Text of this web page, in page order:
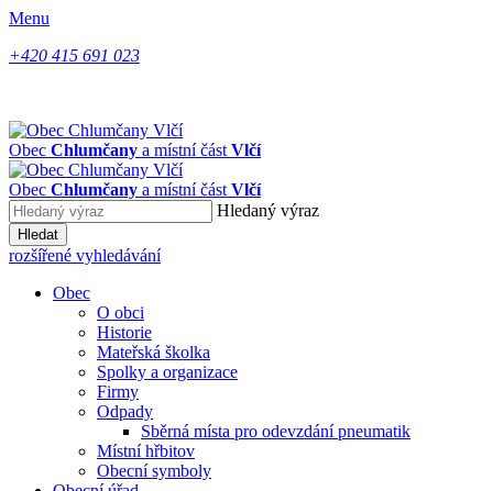
Menu
+420 415 691 023
Obec Chlumčany a místní část Vlčí
Obec Chlumčany a místní část Vlčí
Hledaný výraz
Hledat
rozšířené vyhledávání
Obec
O obci
Historie
Mateřská školka
Spolky a organizace
Firmy
Odpady
Sběrná místa pro odevzdání pneumatik
Místní hřbitov
Obecní symboly